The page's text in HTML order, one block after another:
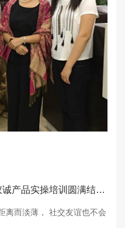
【宏瑞科技】携手北京东南仪诚产品实操培训圆满结束！
离而淡薄， 社交友谊也不会